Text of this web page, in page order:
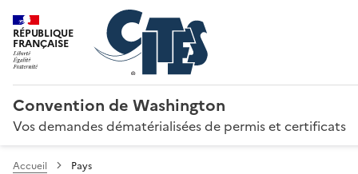
RÉPUBLIQUE
FRANÇAISE
Convention de Washington
Vos demandes dématérialisées de permis et certificats
Accueil Pays